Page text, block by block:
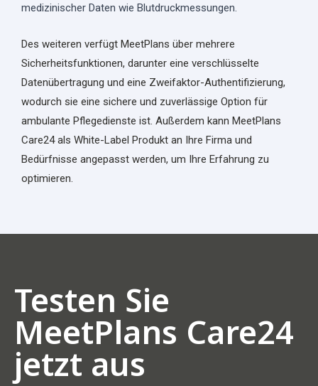
medizinischer Daten wie Blutdruckmessungen.
Des weiteren verfügt MeetPlans über mehrere
Sicherheitsfunktionen, darunter eine verschlüsselte
Datenübertragung und eine Zweifaktor-Authentifizierung,
wodurch sie eine sichere und zuverlässige Option für
ambulante Pflegedienste ist. Außerdem kann MeetPlans
Care24 als White-Label Produkt an Ihre Firma und
Bedürfnisse angepasst werden, um Ihre Erfahrung zu
optimieren.
Testen Sie
MeetPlans Care24
jetzt aus